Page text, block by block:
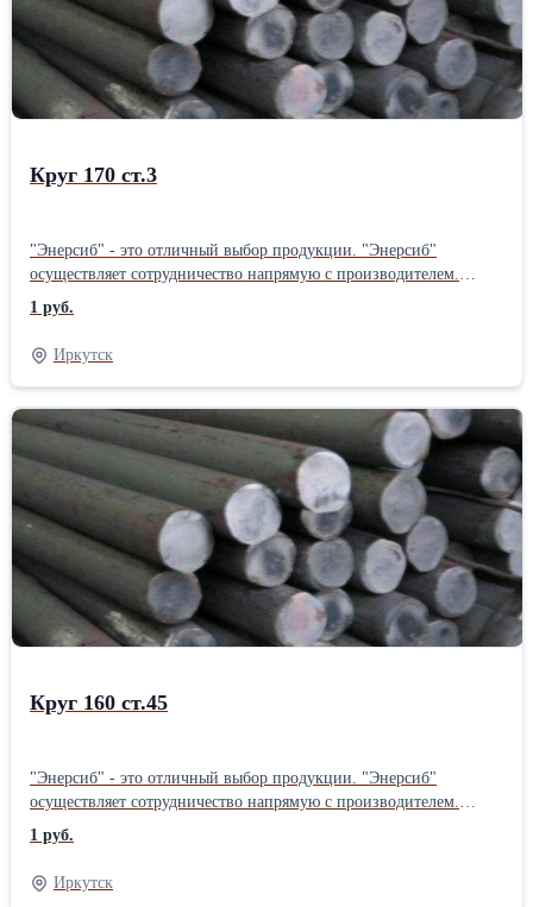
Круг 170 ст.3
"Энерсиб" - это отличный выбор продукции. "Энерсиб"
осуществляет сотрудничество напрямую с производителем.
"Энерсиб" осуществляет отправку товаров по всей территории
РОССИИ.
1 руб.
Иркутск
Круг 160 ст.45
"Энерсиб" - это отличный выбор продукции. "Энерсиб"
осуществляет сотрудничество напрямую с производителем.
"Энерсиб" осуществляет отправку товаров по всей территории
РОССИИ.
1 руб.
Иркутск